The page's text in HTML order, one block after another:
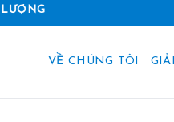
VỀ CHÚNG TÔI